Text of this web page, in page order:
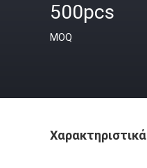
500pcs
MOQ
Χαρακτηριστικά